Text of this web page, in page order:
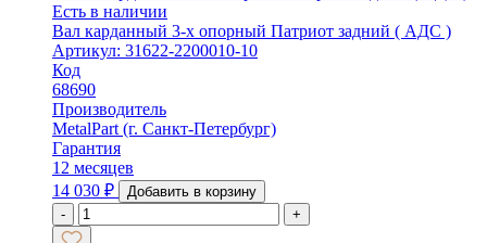
Есть в наличии
Вал карданный 3-х опорный Патриот задний ( АДС )
Артикул: 31622-2200010-10
Код
68690
Производитель
MetalPart (г. Санкт-Петербург)
Гарантия
12 месяцев
14 030 ₽
Добавить в корзину
-
+